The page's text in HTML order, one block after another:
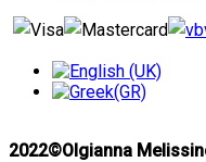
2022©Olgianna